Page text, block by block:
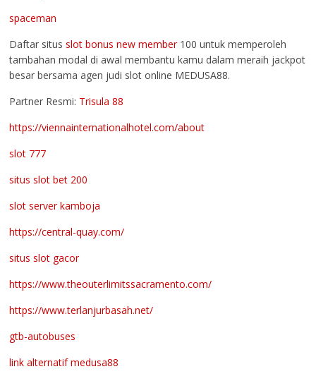
spaceman
Daftar situsslot bonus new member100 untuk memperoleh
tambahan modal di awal membantu kamu dalam meraih jackpot
besar bersama agen judi slot online MEDUSA88.
Partner Resmi: Trisula 88
https://viennainternationalhotel.com/about
slot 777
situs slot bet 200
slot server kamboja
https://central-quay.com/
situs slot gacor
https://www.theouterlimitssacramento.com/
https://www.terlanjurbasah.net/
gtb-autobuses
link alternatif medusa88